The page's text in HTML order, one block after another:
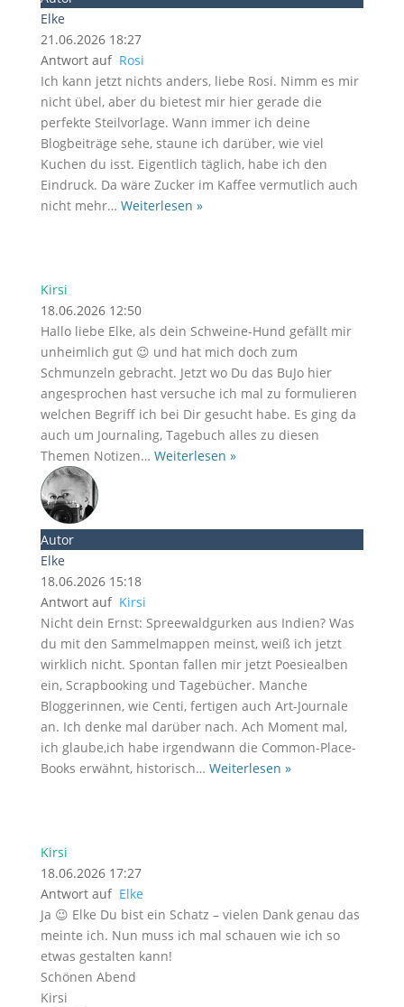
Elke
21.06.2026 18:27
Antwort auf Rosi
Ich kann jetzt nichts anders, liebe Rosi. Nimm es mir
nicht übel, aber du bietest mir hier gerade die
perfekte Steilvorlage. Wann immer ich deine
Blogbeiträge sehe, staune ich darüber, wie viel
Kuchen du isst. Eigentlich täglich, habe ich den
Eindruck. Da wäre Zucker im Kaffee vermutlich auch
nicht mehr… Weiterlesen »
Kirsi
18.06.2026 12:50
Hallo liebe Elke, als dein Schweine-Hund gefällt mir
unheimlich gut 😉 und hat mich doch zum
Schmunzeln gebracht. Jetzt wo Du das BuJo hier
angesprochen hast versuche ich mal zu formulieren
welchen Begriff ich bei Dir gesucht habe. Es ging da
auch um Journaling, Tagebuch alles zu diesen
Themen Notizen… Weiterlesen »
Autor
Elke
18.06.2026 15:18
Antwort auf Kirsi
Nicht dein Ernst: Spreewaldgurken aus Indien? Was
du mit den Sammelmappen meinst, weiß ich jetzt
wirklich nicht. Spontan fallen mir jetzt Poesiealben
ein, Scrapbooking und Tagebücher. Manche
Bloggerinnen, wie Centi, fertigen auch Art-Journale
an. Ich denke mal darüber nach. Ach Moment mal,
ich glaube,ich habe irgendwann die Common-Place-
Books erwähnt, historisch… Weiterlesen »
Kirsi
18.06.2026 17:27
Antwort auf Elke
Ja 😉 Elke Du bist ein Schatz – vielen Dank genau das
meinte ich. Nun muss ich mal schauen wie ich so
etwas gestalten kann!
Schönen Abend
Kirsi